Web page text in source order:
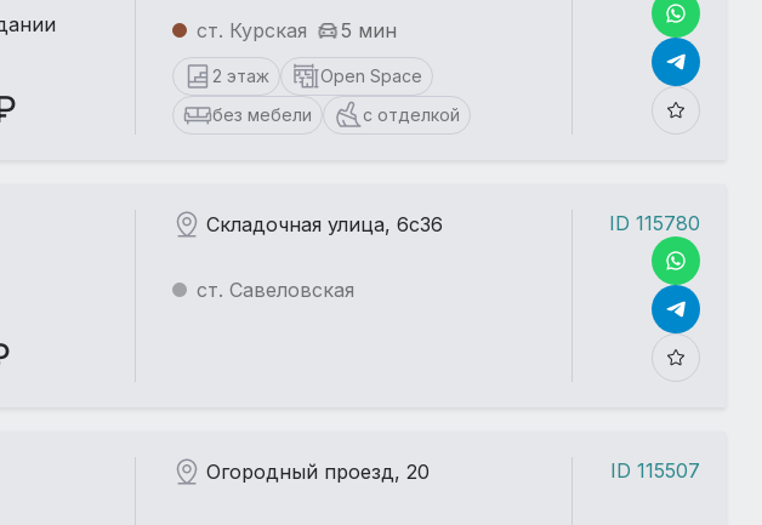
ст. Курская 5 мин
2 этаж
Open Space
без мебели
с отделкой
Складочная улица, 6с36
ст. Савеловская
ID 115780
Огородный проезд, 20 ID 115507